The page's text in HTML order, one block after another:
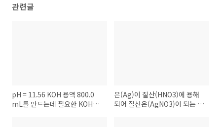
관련글
pH = 11.56 KOH 용액 800.0
mL를 만드는데 필요한 KOH의
은(Ag)이 질산(HNO3)에 용해
되어 질산은(AgNO3)이 되는 이